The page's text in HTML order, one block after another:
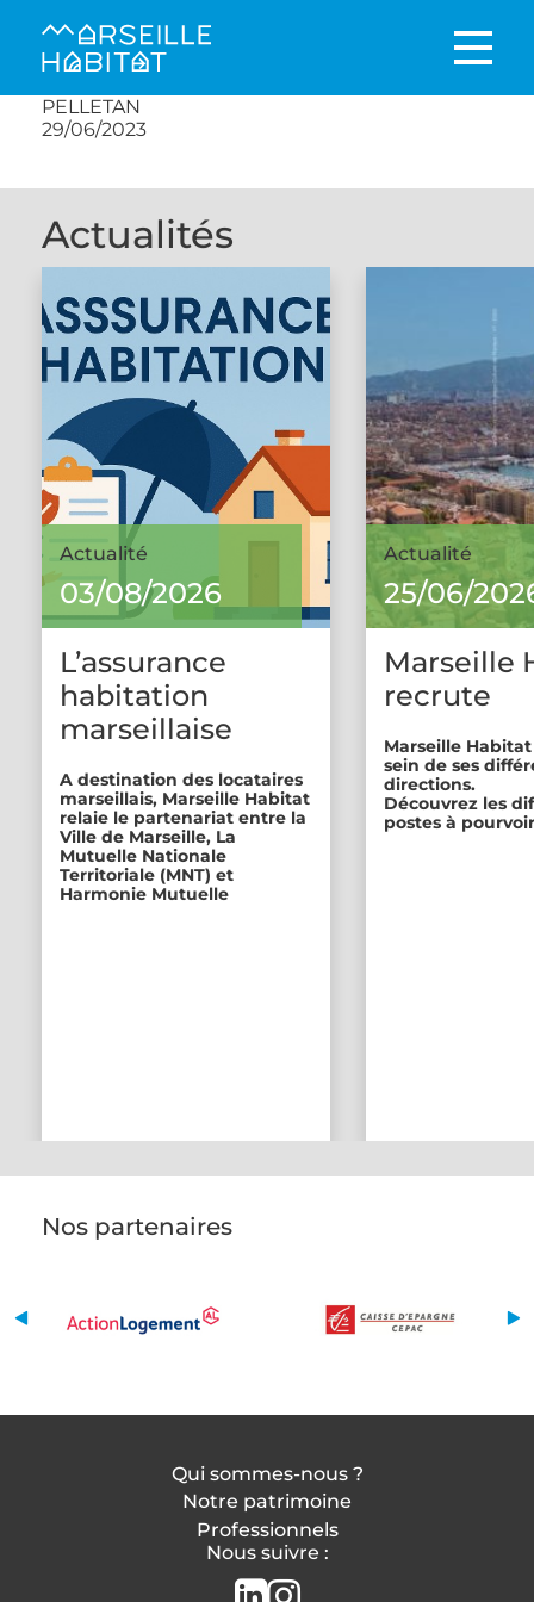
PELLETAN
29/06/2023
Actualités
Actualité
03/08/2026
L’assurance
habitation
marseillaise
A destination des locataires
marseillais, Marseille Habitat
relaie le partenariat entre la
Ville de Marseille, La
Mutuelle Nationale
Territoriale (MNT) et
Harmonie Mutuelle
Actualité
25/06/
Marseille
recrute
Marseille
sein de ses
directions.
Découvrez les
postes à
Nos partenaires
Qui sommes-nous ?
Notre patrimoine
Professionnels
Nous suivre :